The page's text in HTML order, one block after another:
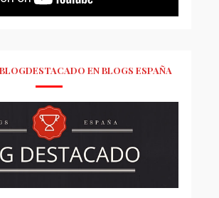
EN BLOGS ESPAÑA